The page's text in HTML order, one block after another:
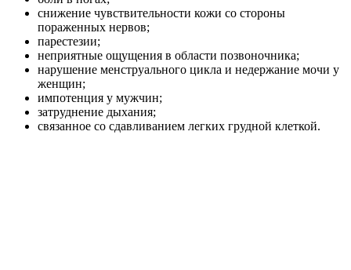
снижение чувствительности кожи со стороны
пораженных нервов;
парестезии;
неприятные ощущения в области позвоночника;
нарушение менструального цикла и недержание мочи у
женщин;
импотенция у мужчин;
затруднение дыхания;
связанное со сдавливанием легких грудной клеткой.